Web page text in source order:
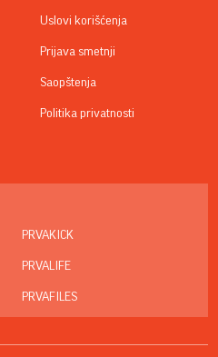
Uslovi korišćenja
Prijava smetnji
Saopštenja
Politika privatnosti
PRVAKICK
PRVALIFE
PRVAFILES